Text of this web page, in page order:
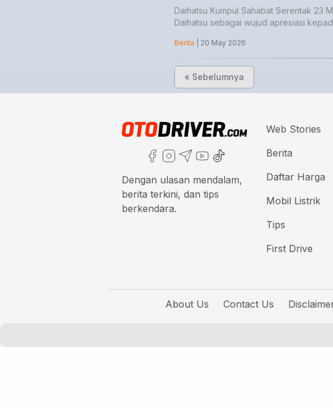
Daihatsu Kumpul Sahabat Serentak 23
Daihatsu sebagai wujud apresiasi
Berita | 20 May 2026
« Sebelumnya
Dengan ulasan mendalam,
berita terkini, dan tips
berkendara.
Web Stories
Berita
Daftar Harga
Mobil Listrik
Tips
First Drive
About Us Contact Us